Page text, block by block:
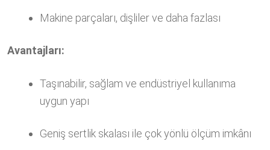
Makine parçaları, dişliler ve daha fazlası
Avantajları:
Taşınabilir, sağlam ve endüstriyel kullanıma
uygun yapı
Geniş sertlik skalası ile çok yönlü ölçüm imkânı